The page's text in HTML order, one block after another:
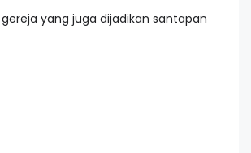
yang juga dijadikan santapan